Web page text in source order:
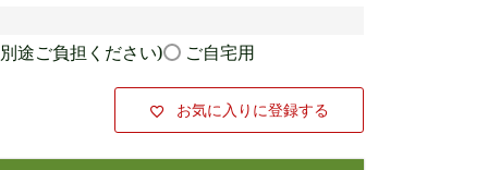
途ご負担ください) ご自宅用
お気に入りに登録する